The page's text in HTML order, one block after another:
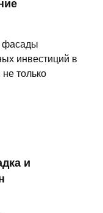
фасады
инвестиций в
только
и